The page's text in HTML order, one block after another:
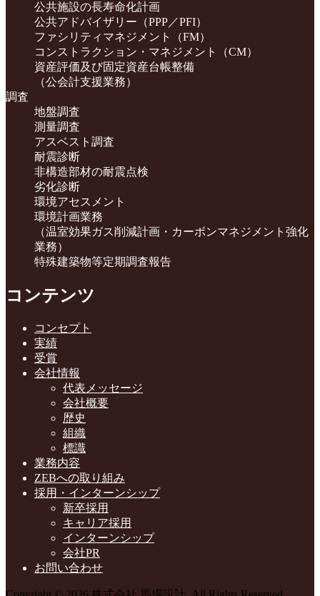
公共施設の長寿命化計画
公共アドバイザリー（PPP／PFI）
ファシリティマネジメント（FM）
コンストラクション・マネジメント（CM）
資産評価及び固定資産台帳整備
（公会計支援業務）
調査
地盤調査
測量調査
アスベスト調査
耐震診断
非構造部材の耐震点検
劣化診断
環境アセスメント
環境計画業務
（温室効果ガス削減計画・カーボンマネジメント強化
業務）
特殊建築物等定期調査報告
コンテンツ
コンセプト
実績
受賞
会社情報
代表メッセージ
会社概要
歴史
組織
標識
業務内容
ZEBへの取り組み
採用・インターンシップ
新卒採用
キャリア採用
インターンシップ
会社PR
お問い合わせ